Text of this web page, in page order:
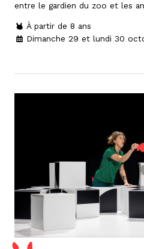
entre le gardien du zoo et les
À partir de 8 ans
Dimanche 29 et lundi 30